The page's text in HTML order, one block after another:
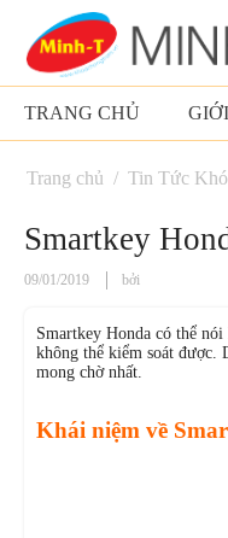
TRANG CHỦ
Trang chủ / Tin Tức
Smartkey
09/01/2019 bởi
Smartkey Honda có thể
không thể kiểm soát được.
mong chờ nhất.
Khái niệm về